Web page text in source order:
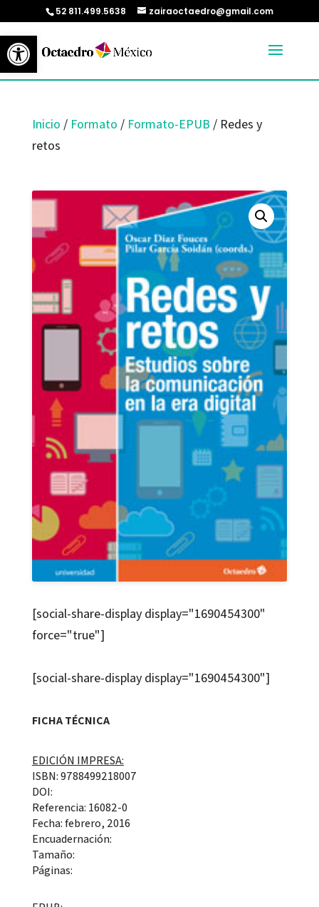
Abrir barra de herramientas
52 811.499.5638 zairaoctaedro@gmail.com
Inicio / Formato / Formato-EPUB / Redes y
retos
[social-share-display display="1690454300"
force="true"]
[social-share-display display="1690454300"]
FICHA TÉCNICA
EDICIÓN IMPRESA:
ISBN: 9788499218007
DOI:
Referencia: 16082-0
Fecha: febrero, 2016
Encuadernación:
Tamaño:
Páginas: